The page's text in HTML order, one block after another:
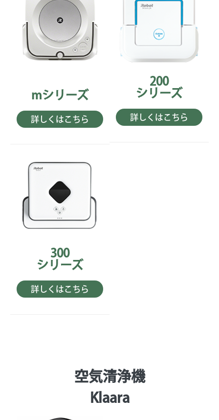
mシリーズ
詳しくはこちら
200
シリーズ
詳しくはこちら
300
シリーズ
詳しくはこちら
空気清浄機
Klaara